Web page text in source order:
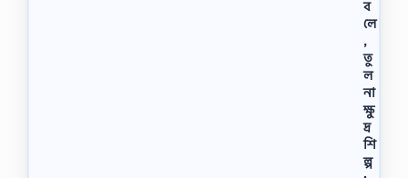
ব
লে
,
তু
ল
না
ক্ষু
দ্র
শি
ল্প